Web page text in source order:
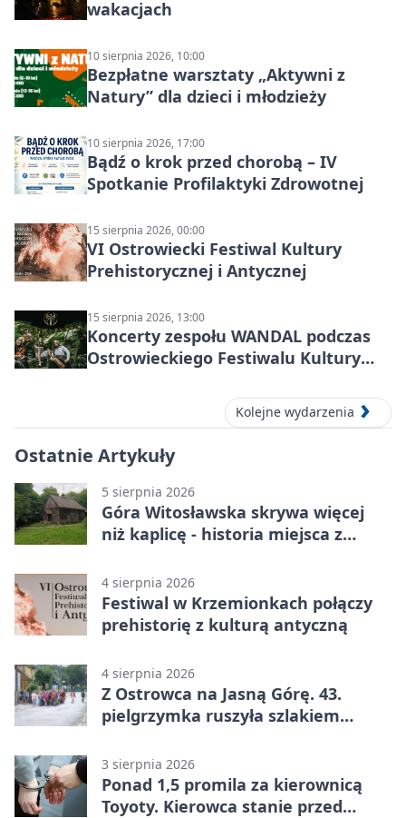
wakacjach
10 sierpnia 2026, 10:00
Bezpłatne warsztaty „Aktywni z
Natury” dla dzieci i młodzieży
10 sierpnia 2026, 17:00
Bądź o krok przed chorobą – IV
Spotkanie Profilaktyki Zdrowotnej
15 sierpnia 2026, 00:00
VI Ostrowiecki Festiwal Kultury
Prehistorycznej i Antycznej
15 sierpnia 2026, 13:00
Koncerty zespołu WANDAL podczas
Ostrowieckiego Festiwalu Kultury
Kolejne wydarzenia
Ostatnie Artykuły
5 sierpnia 2026
Góra Witosławska skrywa więcej
niż kaplicę - historia miejsca z
4 sierpnia 2026
Festiwal w Krzemionkach połączy
prehistorię z kulturą antyczną
4 sierpnia 2026
Z Ostrowca na Jasną Górę. 43.
pielgrzymka ruszyła szlakiem
3 sierpnia 2026
Ponad 1,5 promila za kierownicą
Toyoty. Kierowca stanie przed